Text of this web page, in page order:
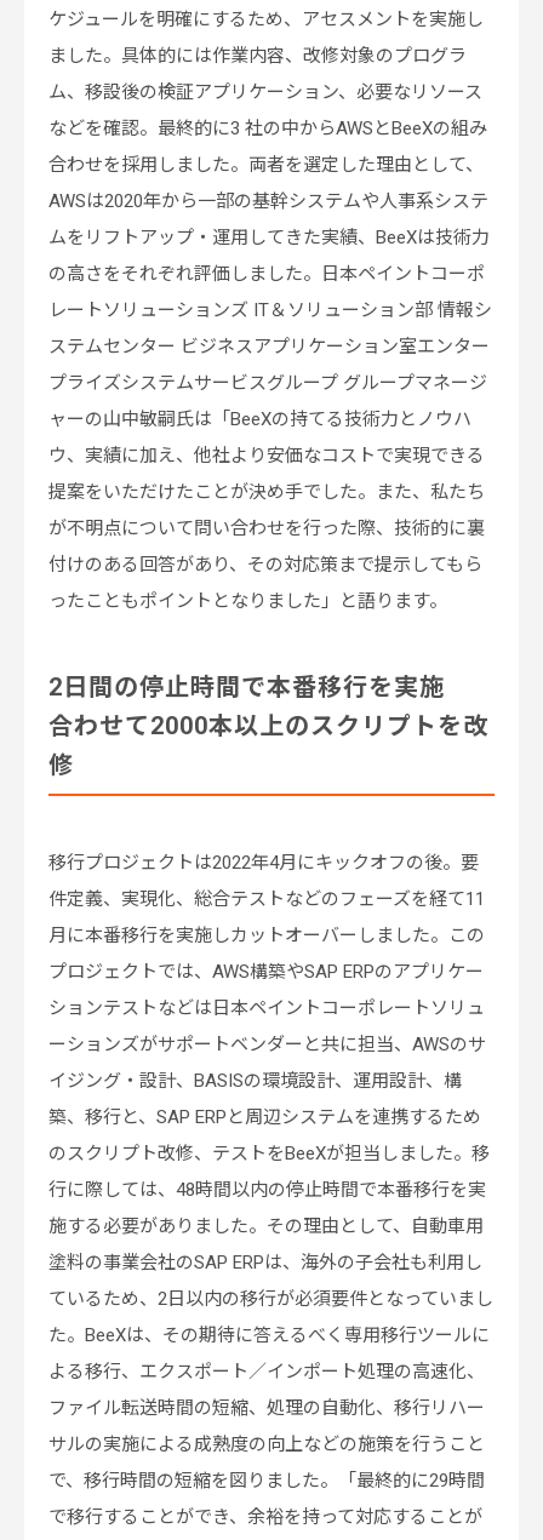
ケジュールを明確にするため、アセスメントを実施し
ました。具体的には作業内容、改修対象のプログラ
ム、移設後の検証アプリケーション、必要なリソース
などを確認。最終的に3 社の中からAWSとBeeXの組み
合わせを採用しました。両者を選定した理由として、
AWSは2020年から一部の基幹システムや人事系システ
ムをリフトアップ・運用してきた実績、BeeXは技術力
の高さをそれぞれ評価しました。日本ペイントコーポ
レートソリューションズ IT＆ソリューション部 情報シ
ステムセンター ビジネスアプリケーション室エンター
プライズシステムサービスグループ グループマネージ
ャーの山中敏嗣氏は「BeeXの持てる技術力とノウハ
ウ、実績に加え、他社より安価なコストで実現できる
提案をいただけたことが決め手でした。また、私たち
が不明点について問い合わせを行った際、技術的に裏
付けのある回答があり、その対応策まで提示してもら
ったこともポイントとなりました」と語ります。
2日間の停止時間で本番移行を実施
合わせて2000本以上のスクリプトを改
修
移行プロジェクトは2022年4月にキックオフの後。要
件定義、実現化、総合テストなどのフェーズを経て11
月に本番移行を実施しカットオーバーしました。この
プロジェクトでは、AWS構築やSAP ERPのアプリケー
ションテストなどは日本ペイントコーポレートソリュ
ーションズがサポートベンダーと共に担当、AWSのサ
イジング・設計、BASISの環境設計、運用設計、構
築、移行と、SAP ERPと周辺システムを連携するため
のスクリプト改修、テストをBeeXが担当しました。移
行に際しては、48時間以内の停止時間で本番移行を実
施する必要がありました。その理由として、自動車用
塗料の事業会社のSAP ERPは、海外の子会社も利用し
ているため、2日以内の移行が必須要件となっていまし
た。BeeXは、その期待に答えるべく専用移行ツールに
よる移行、エクスポート／インポート処理の高速化、
ファイル転送時間の短縮、処理の自動化、移行リハー
サルの実施による成熟度の向上などの施策を行うこと
で、移行時間の短縮を図りました。「最終的に29時間
で移行することができ、余裕を持って対応することが